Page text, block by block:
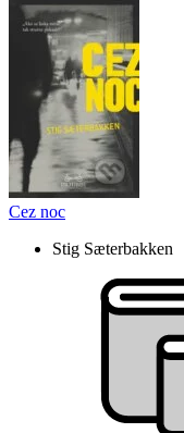
Cez noc
Stig Sæterbakken